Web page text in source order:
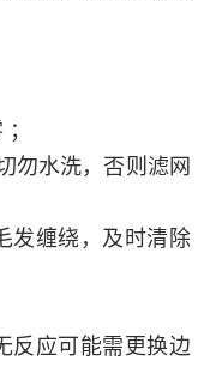
勿水洗‌，否则滤网
发缠绕，及时清除
反应可能需更换边